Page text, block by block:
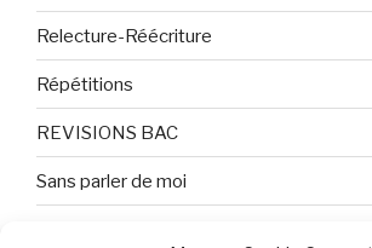
Relecture-Réécriture
Répétitions
REVISIONS BAC
Sans parler de moi